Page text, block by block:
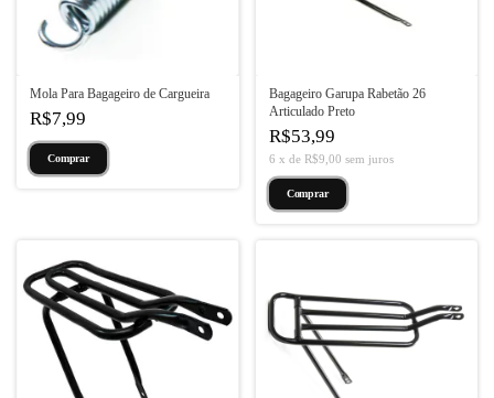
Mola Para Bagageiro de Cargueira
R$7,99
Bagageiro Garupa Rabetão 26
Articulado Preto
R$53,99
6 x de R$9,00 sem juros